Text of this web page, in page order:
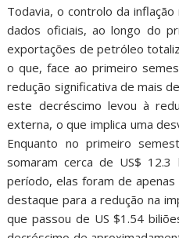
Todavia, o controlo da
dados oficiais, ao longo do
exportações de petróleo
o que, face ao primeiro
redução significativa de mais
este decréscimo levou à
externa, o que implica uma
Enquanto no primeiro
somaram cerca de US$
período, elas foram de
destaque para a redução na
que passou de US $1.54